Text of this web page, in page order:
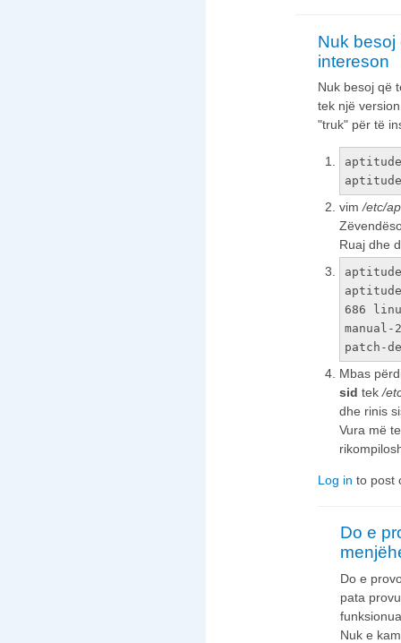
Nuk besoj
intereson
Nuk besoj që
tek një
"truk" për të
vim/etc/
Ruaj dhe
686
patch-
Mbas
sid tek/
dhe rinis
Vura më
Log in to post
Do e
Do e
pata
Nuk e